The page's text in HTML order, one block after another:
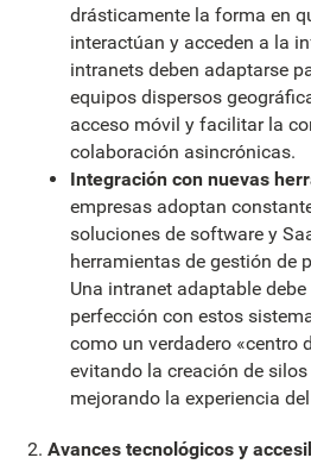
drásticamente la forma en
interactúan y acceden a la
intranets deben adaptarse
equipos dispersos
acceso móvil y facilitar la
colaboración asincrónicas.
Integración con nuevas
empresas adoptan
soluciones de software y
herramientas de gestión de
Una intranet adaptable
perfección con estos
como un verdadero «centro
evitando la creación de
mejorando la experiencia
Avances tecnológicos y